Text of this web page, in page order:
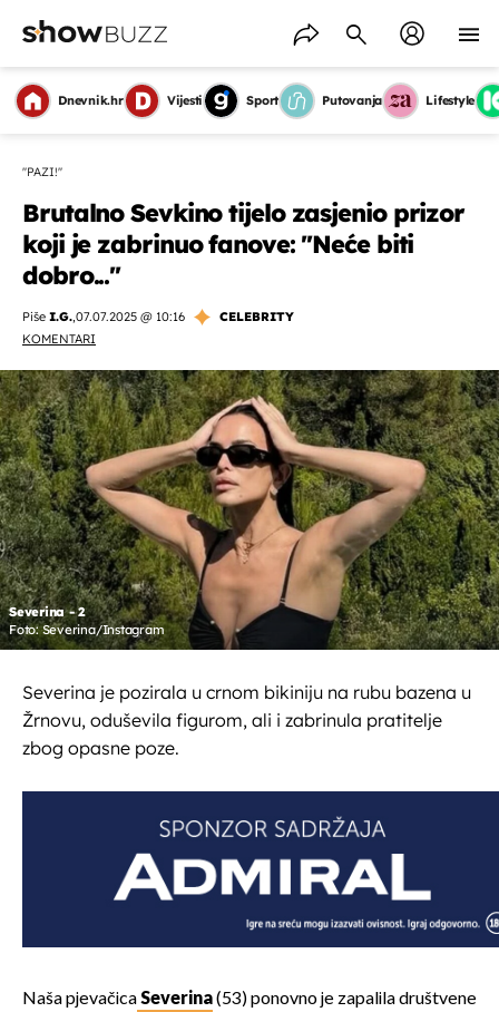
Dnevnik.hr Vijesti Sport Putovanja Lifestyle
''PAZI!''
Brutalno Sevkino tijelo zasjenio prizor
koji je zabrinuo fanove: ''Neće biti
dobro...''
Piše I.G.,07.07.2025 @ 10:16
CELEBRITY
KOMENTARI
Severina - 2
Foto: Severina/Instagram
Severina je pozirala u crnom bikiniju na rubu bazena u
Žrnovu, oduševila figurom, ali i zabrinula pratitelje
zbog opasne poze.
Naša pjevačicaSeverina(53) ponovno je zapalila društvene
OMOGUĆI OBAVIJESTI